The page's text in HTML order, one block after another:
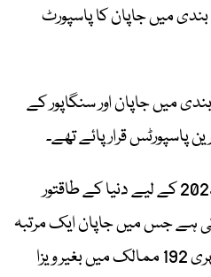
میں جاپان کا پاسپورٹ
میں جاپان اور سنگاپور کے
ہینلے پاسپورٹ انڈیکس نے 2023 کے لیے دنیا کے طاقتور
ہے جس میں جاپان ایک مرتبہ
پھر سرفہرست ہے, اس کے شہری 192 ممالک میں بغیر ویزا